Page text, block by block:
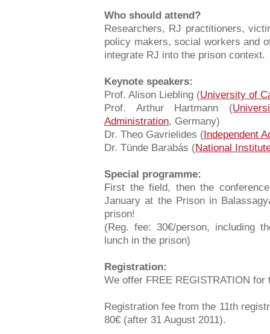
Who should attend?
Researchers, RJ practitioners,
policy makers, social workers and
integrate RJ into the prison context.
Keynote speakers:
Prof. Alison Liebling (University of
Prof. Arthur Hartmann (
Administration, Germany)
Dr. Theo Gavrielides (Independent
Dr. Tünde Barabás (National
Special programme:
First the field, then the
January at the Prison in
prison!
(Reg. fee: 30€/person, including
lunch in the prison)
Registration:
We offer FREE REGISTRATION
Registration fee from the 11th
80€ (after 31 August 2011).